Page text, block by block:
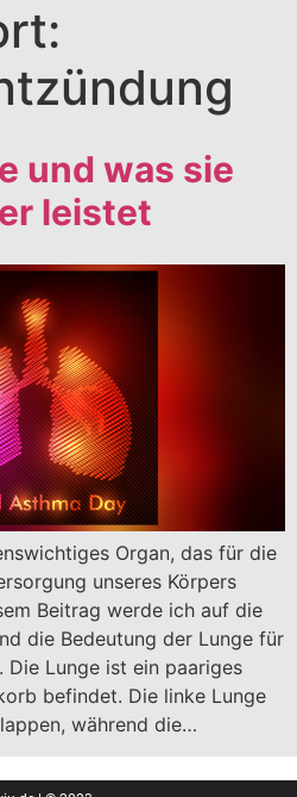
und was sie
leistet
Organ, das für die
unseres Körpers
Beitrag werde ich auf die
die Bedeutung der Lunge für
Die Lunge ist ein paariges
befindet. Die linke Lunge
während die…